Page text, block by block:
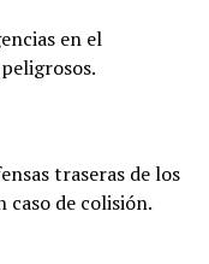
en el
traseras de los
caso de colisión.